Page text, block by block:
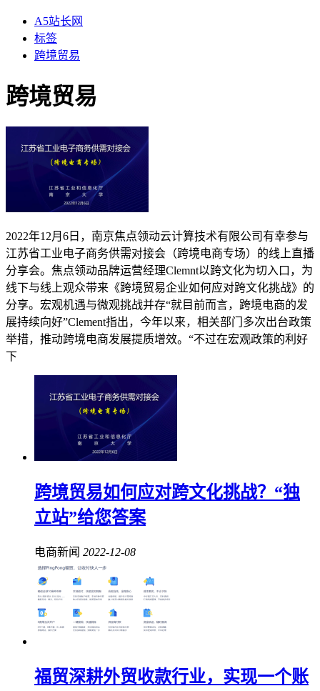
A5站长网
标签
跨境贸易
跨境贸易
2022年12月6日，南京焦点领动云计算技术有限公司有幸参与
江苏省工业电子商务供需对接会（跨境电商专场）的线上直播
分享会。焦点领动品牌运营经理Clemnt以跨文化为切入口，为
线下与线上观众带来《跨境贸易企业如何应对跨文化挑战》的
分享。宏观机遇与微观挑战并存“就目前而言，跨境电商的发
展持续向好”Clement指出，今年以来，相关部门多次出台政策
举措，推动跨境电商发展提质增效。“不过在宏观政策的利好
下
跨境贸易如何应对跨文化挑战？“独
立站”给您答案
电商新闻 2022-12-08
福贸深耕外贸收款行业，实现一个账